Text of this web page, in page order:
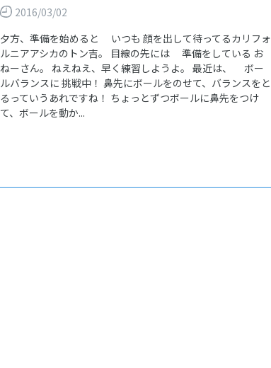
2016/03/02
夕方、準備を始めると いつも 顔を出して待ってるカリフォ
ルニアアシカのトン吉。 目線の先には 準備をしている お
ねーさん。 ねえねえ、早く練習しようよ。 最近は、 ボー
ルバランスに 挑戦中！ 鼻先にボールをのせて、バランスをと
るっていうあれですね！ ちょっとずつボールに鼻先をつけ
て、ボールを動か...